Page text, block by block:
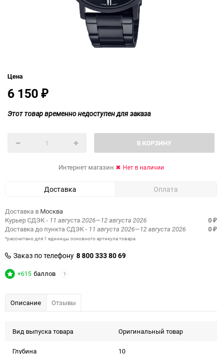
Цена
6 150 ₽
Этот товар временно недоступен для заказа
В КОРЗИНУ
Интернет магазин Нет в наличии
Доставка Оплата
Доставка в Москва
Курьер СДЭК- 11 августа 2026—12 августа 2026 0 ₽
Доставка до пункта СДЭК- 11 августа 2026—12 августа 2026 0 ₽
*рассчитано для 1 единицы основного артикула товара
Заказ по телефону 8 800 333 80 69
+615 баллов ?
Описание Отзывы
Вид выпуска товара Оригинальный товар
Глубина 10